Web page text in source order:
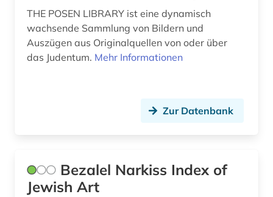
bildbeschreibung (1)
bilddatenbank (48)
bildende kunst (6)
bildmaterial (1)
bildnisgrafik (1)
THE POSEN LIBRARY ist eine dynamisch
wachsende Sammlung von Bildern und
Auszügen aus Originalquellen von oder über
das Judentum. Mehr Informationen
Zur Datenbank
Bezalel Narkiss Index of
Jewish Art